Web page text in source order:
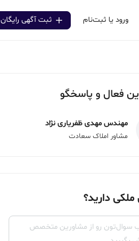
ورود یا ثبت‌نام ثبت آگهی رایگان
فعال و پاسخگو
مهندس مهدی ظفریاری نژاد
مشاور املاک سعادت
دارید؟